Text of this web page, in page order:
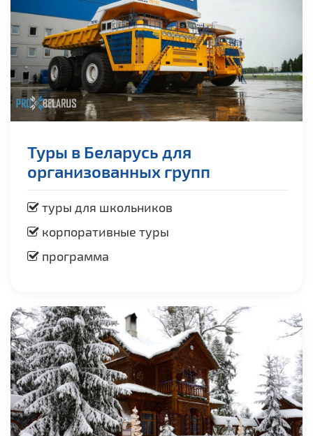
Туры в Беларусь для
организованных групп
туры для школьников
корпоративные туры
программа